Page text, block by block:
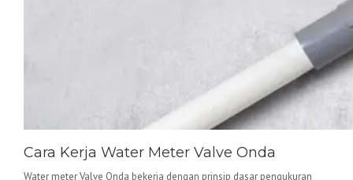
Cara Kerja Water Meter Valve Onda
Water meter Valve Onda bekerja dengan prinsip dasar pengukuran